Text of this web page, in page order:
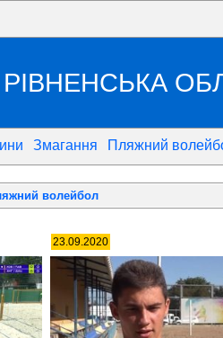
РІВНЕНСЬКА
Змагання Пляжний
волейбол
23.09.2020